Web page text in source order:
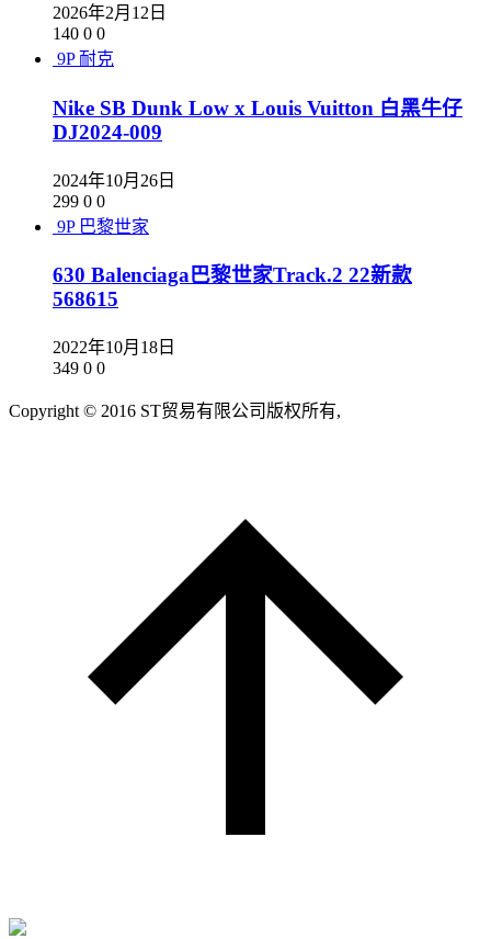
2026年2月12日
140 0 0
9P 耐克
Nike SB Dunk Low x Louis Vuitton 白黑牛仔
DJ2024-009
2024年10月26日
299 0 0
9P 巴黎世家
630 Balenciaga巴黎世家Track.2 22新款
568615
2022年10月18日
349 0 0
Copyright © 2016 ST贸易有限公司版权所有,